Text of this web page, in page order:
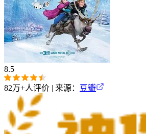
8.5
82万+人评价 | 来源： 豆瓣